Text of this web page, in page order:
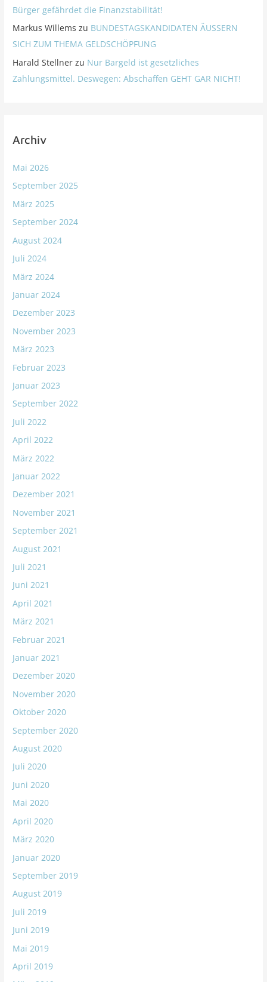
Bürger gefährdet die Finanzstabilität!
Markus Willems zu BUNDESTAGSKANDIDATEN ÄUSSERN
SICH ZUM THEMA GELDSCHÖPFUNG
Harald Stellner zu Nur Bargeld ist gesetzliches
Zahlungsmittel. Deswegen: Abschaffen GEHT GAR NICHT!
Archiv
Mai 2026
September 2025
März 2025
September 2024
August 2024
Juli 2024
März 2024
Januar 2024
Dezember 2023
November 2023
März 2023
Februar 2023
Januar 2023
September 2022
Juli 2022
April 2022
März 2022
Januar 2022
Dezember 2021
November 2021
September 2021
August 2021
Juli 2021
Juni 2021
April 2021
März 2021
Februar 2021
Januar 2021
Dezember 2020
November 2020
Oktober 2020
September 2020
August 2020
Juli 2020
Juni 2020
Mai 2020
April 2020
März 2020
Januar 2020
September 2019
August 2019
Juli 2019
Juni 2019
Mai 2019
April 2019